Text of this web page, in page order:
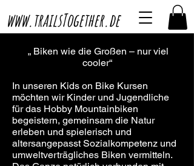
www.trailsTogether.de
„ Biken wie die Großen – nur viel
cooler“
In unseren Kids on Bike Kursen
möchten wir Kinder und Jugendliche
für das Hobby Mountainbiken
begeistern, gemeinsam die Natur
erleben und spielerisch und
altersangepasst Sozialkompetenz und
umweltverträgliches Biken vermitteln.